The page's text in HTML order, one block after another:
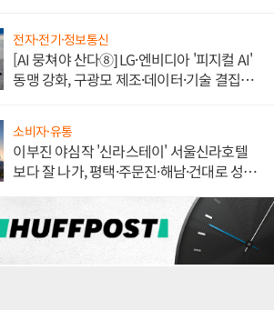
전자·전기·정보통신
[AI 뭉쳐야 산다⑧] LG·엔비디아 '피지컬 AI'
동맹 강화, 구광모 제조·데이터·기술 결집
소비자·유통
이부진 야심작 '신라스테이' 서울신라호텔
보다 잘 나가, 평택·주문진·해남·건대로 성